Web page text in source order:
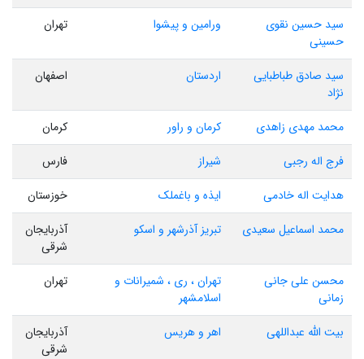
سید حسین نقوی
حسینی
ورامین و پیشوا تهران
سید صادق طباطبایی
نژاد
اردستان اصفهان
محمد مهدی زاهدی کرمان و راور
کرمان
فرج اله رجبی
شیراز
فارس
هدایت اله خادمی
ایذه و باغملک
خوزستان
محمد اسماعیل سعیدی
تبریز آذرشهر و اسکو
آذربایجان
شرقی
محسن علی جانی
زمانی
تهران ، ری ، شمیرانات و
اسلامشهر
تهران
بیت الله عبداللهی اهر و هریس
آذربایجان
شرقی